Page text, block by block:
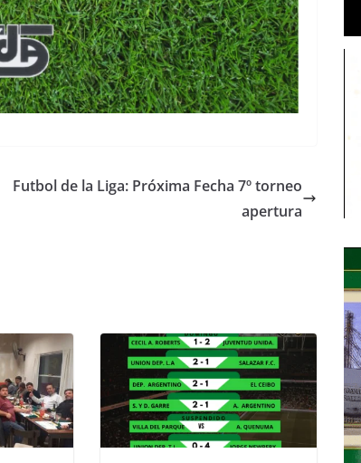
Futbol de la Liga: Próxima Fecha 7º torneo
apertura